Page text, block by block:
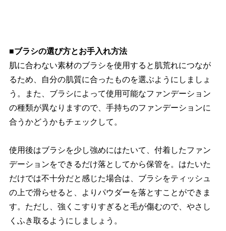
■ブラシの選び方とお手入れ方法
肌に合わない素材のブラシを使用すると肌荒れにつなが
るため、自分の肌質に合ったものを選ぶようにしましょ
う。また、ブラシによって使用可能なファンデーション
の種類が異なりますので、手持ちのファンデーションに
合うかどうかもチェックして。
使用後はブラシを少し強めにはたいて、付着したファン
デーションをできるだけ落としてから保管を。はたいた
だけでは不十分だと感じた場合は、ブラシをティッシュ
の上で滑らせると、よりパウダーを落とすことができま
す。ただし、強くこすりすぎると毛が傷むので、やさし
くふき取るようにしましょう。